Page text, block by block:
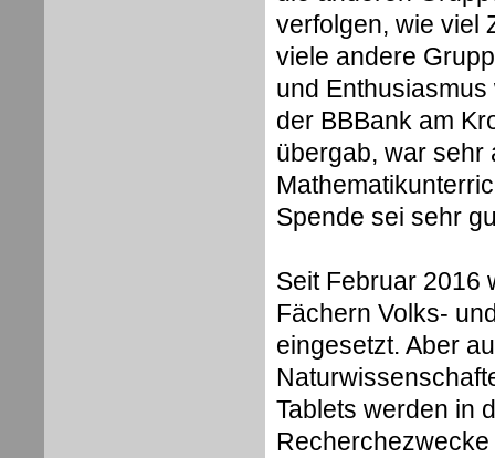
verfolgen, wie viel
viele andere
und
der BBBank am
übergab, war sehr
Spende sei sehr
Seit Februar 2016
Fächern Volks-
eingesetzt. Aber
Tablets werden in